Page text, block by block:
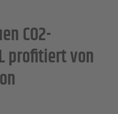
CO2-
profitiert von